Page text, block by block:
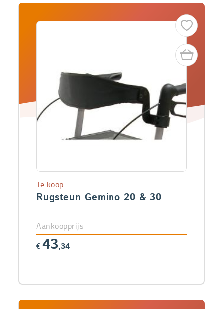
Rugsteun Gemino 20 & 30
Te koop
Aankoopprijs
€ 43,34